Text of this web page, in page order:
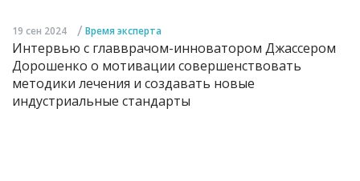
19 сен 2024 / Время эксперта
Интервью с главврачом-инноватором Джассером
Дорошенко о мотивации совершенствовать
методики лечения и создавать новые
индустриальные стандарты